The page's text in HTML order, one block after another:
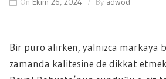
Bir puro alırken, yalnızca markaya
zamanda kalitesine de dikkat